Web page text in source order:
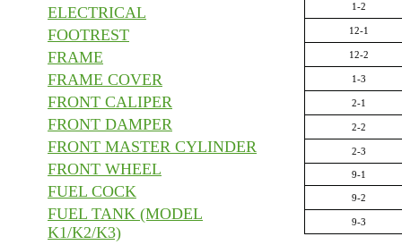
ELECTRICAL
FOOTREST
FRAME
FRAME COVER
FRONT CALIPER
FRONT DAMPER
FRONT MASTER CYLINDER
FRONT WHEEL
FUEL COCK
FUEL TANK (MODEL
K1/K2/K3)
1-2
12-1
12-2
1-3
2-1
2-2
2-3
9-1
9-2
9-3